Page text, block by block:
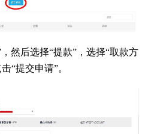
然后选择“提款”，选择“取款方
“提交申请”。